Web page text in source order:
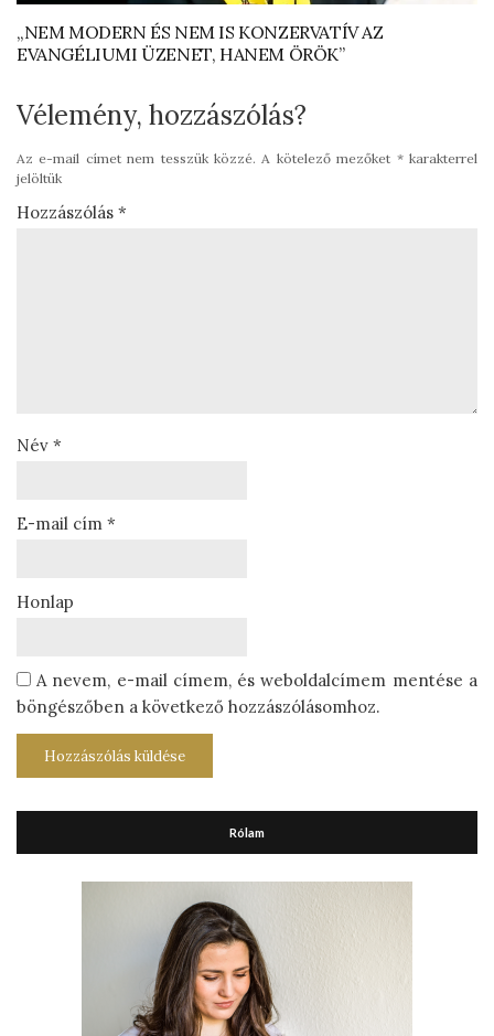
„NEM MODERN ÉS NEM IS KONZERVATÍV AZ
EVANGÉLIUMI ÜZENET, HANEM ÖRÖK”
Vélemény, hozzászólás?
Az e-mail címet nem tesszük közzé. A kötelező mezőket *karakterrel
jelöltük
Hozzászólás *
Név *
E-mail cím *
Honlap
A nevem, e-mail címem, és weboldalcímem mentése a
böngészőben a következő hozzászólásomhoz.
Rólam